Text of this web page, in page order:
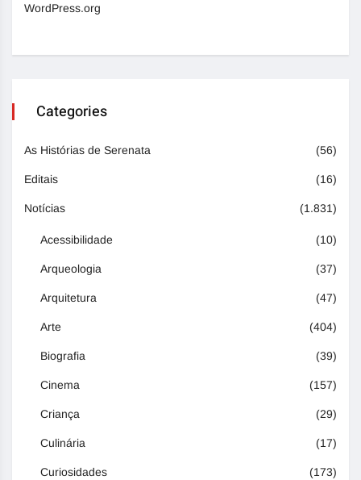
WordPress.org
Categories
As Histórias de Serenata (56)
Editais (16)
Notícias (1.831)
Acessibilidade (10)
Arqueologia (37)
Arquitetura (47)
Arte (404)
Biografia (39)
Cinema (157)
Criança (29)
Culinária (17)
Curiosidades (173)